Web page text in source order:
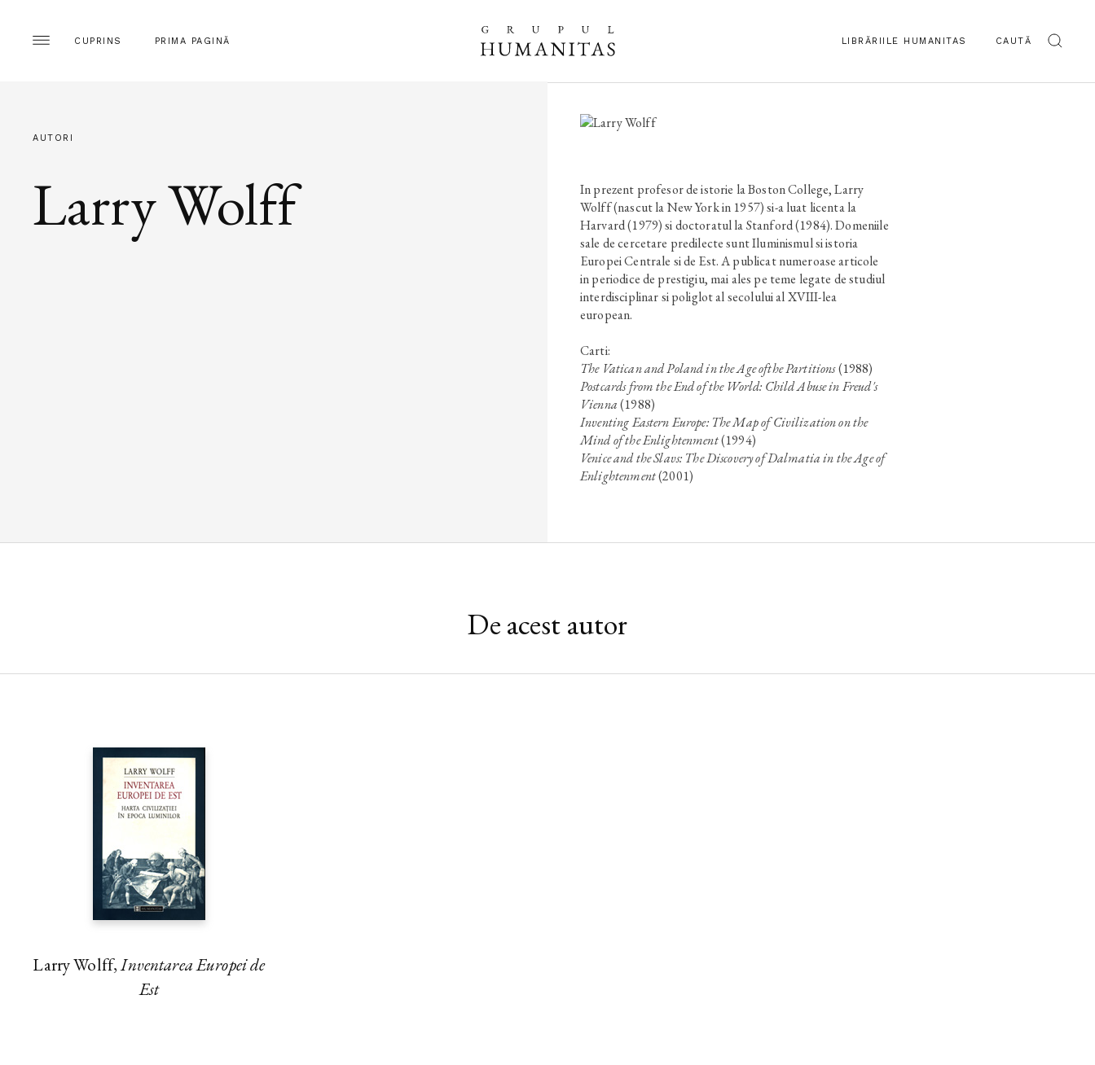
CUPRINS PRIMA PAGINĂ LIBRĂRIILE HUMANITAS CAUTĂ
AUTORI
Larry Wolff
In prezent profesor de istorie la Boston College, Larry
Wolff (nascut la New York in 1957) si-a luat licenta la
Harvard (1979) si doctoratul la Stanford (1984). Domeniile
sale de cercetare predilecte sunt Iluminismul si istoria
Europei Centrale si de Est. A publicat numeroase articole
in periodice de prestigiu, mai ales pe teme legate de studiul
interdisciplinar si poliglot al secolului al XVIII-lea
european.
Carti:
The Vatican and Poland in the Age ofthe Partitions(1988)
Postcards from the End of the World: Child Abuse in Freud's
Vienna(1988)
Inventing Eastern Europe: The Map of Civilization on the
Mind of the Enlightenment(1994)
Venice and the Slavs: The Discovery of Dalmatia in the Age of
Enlightenment(2001)
De acest autor
Larry Wolff,Inventarea Europei de
Est